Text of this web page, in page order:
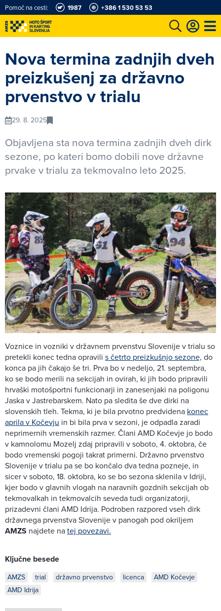
Pomoč na cesti: 1987 +386 1 530 53 53
Nova termina zadnjih dveh
preizkušenj za državno
prvenstvo v trialu
29. 8. 2025
Objavljena sta nova termina zadnjih dveh dirk
sezone, po kateri bomo dobili nove državne
prvake v trialu za tekmovalno leto 2025.
Voznice in vozniki v državnem prvenstvu Slovenije v trialu so
pretekli konec tedna opravili s četrto preizkušnjo sezone, do
konca pa jih čakajo še tri. Prva bo v nedeljo, 21. septembra,
ko se bodo merili na sekcijah in ovirah, ki jih bodo pripravili
hrvaški motošportni funkcionarji in zanesenjaki na poligonu
Jaska v Jastrebarskem. Nato pa sledita še dve dirki na
slovenskih tleh. Tekma, ki je bila prvotno predvidena konec
aprila v Kočevju in bi bila prva v sezoni, je odpadla zaradi
neprimernih vremenskih razmer. Člani AMD Kočevje jo bodo
v kamnolomu Mozelj zdaj pripravili v soboto, 4. oktobra, če
bodo vremenski pogoji takrat primerni. Državno prvenstvo
Slovenije v trialu pa se bo končalo dva tedna pozneje, in
sicer v soboto, 18. oktobra, ko se bo sezona sklenila v Idriji,
kjer bodo v glavnih vlogah na naravnih gozdnih sekcijah ob
tekmovalkah in tekmovalcih seveda tudi organizatorji,
prizadevni člani AMD Idrija. Podroben razpored vseh dirk
državnega prvenstva Slovenije v panogah pod okriljem
AMZS najdete natej povezavi.
Ključne besede
AMZS trial državno prvenstvo licenca
AMD Kočevje
AMD Idrija